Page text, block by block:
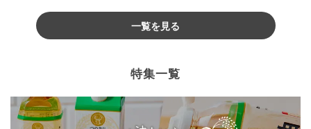
一覧を見る
特集一覧